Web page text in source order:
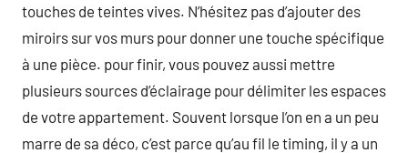
touches de teintes vives. N’hésitez pas d’ajouter des
miroirs sur vos murs pour donner une touche spécifique
à une pièce. pour finir, vous pouvez aussi mettre
plusieurs sources d’éclairage pour délimiter les espaces
de votre appartement. Souvent lorsque l’on en a un peu
marre de sa déco, c’est parce qu’au fil le timing, il y a un